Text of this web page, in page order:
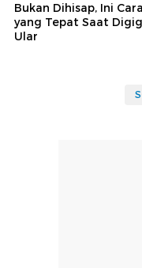
Bukan Dihisap, Ini Cara
yang Tepat Saat
Ular